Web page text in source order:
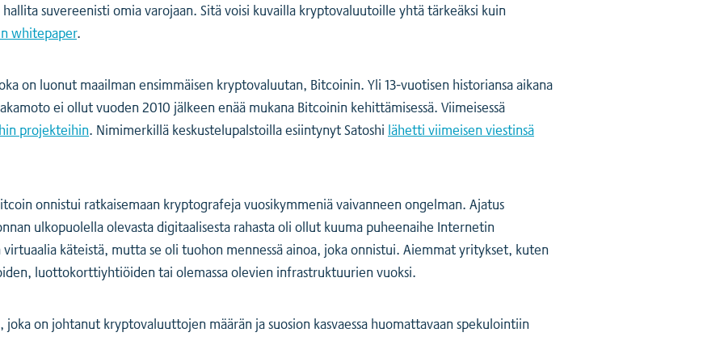
suvereenisti omia varojaan. Sitä voisi kuvailla kryptovaluutoille yhtä tärkeäksi kuin
whitepaper.
on luonut maailman ensimmäisen kryptovaluutan, Bitcoinin. Yli 13-vuotisen historiansa aikana
ei ollut vuoden 2010 jälkeen enää mukana Bitcoinin kehittämisessä. Viimeisessä
projekteihin. Nimimerkillä keskustelupalstoilla esiintynyt Satoshi lähetti viimeisen viestinsä
onnistui ratkaisemaan kryptografeja vuosikymmeniä vaivanneen ongelman. Ajatus
ulkopuolella olevasta digitaalisesta rahasta oli ollut kuuma puheenaihe Internetin
käteistä, mutta se oli tuohon mennessä ainoa, joka onnistui. Aiemmat yritykset, kuten
luottokorttiyhtiöiden tai olemassa olevien infrastruktuurien vuoksi.
on johtanut kryptovaluuttojen määrän ja suosion kasvaessa huomattavaan spekulointiin